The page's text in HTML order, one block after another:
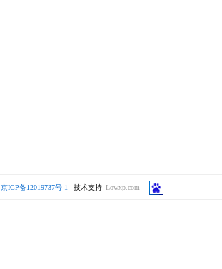
京ICP备12019737号-1 技术支持 Lowxp.com